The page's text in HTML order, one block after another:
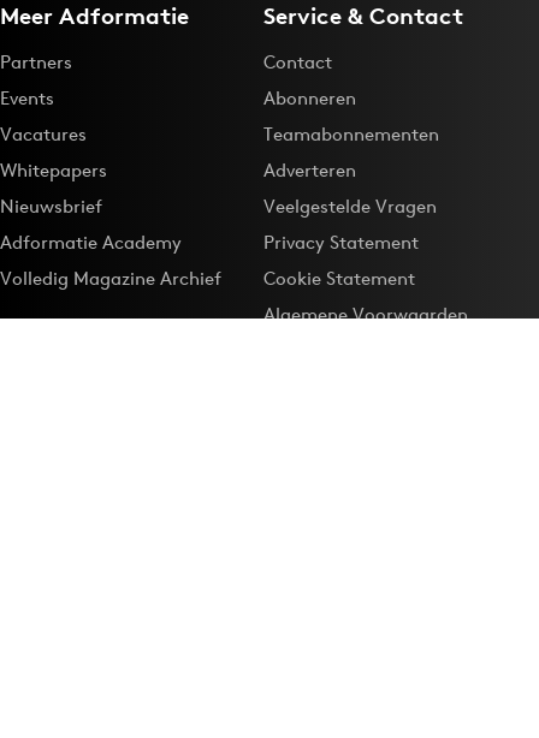
Meer Adformatie
Partners
Events
Vacatures
Whitepapers
Nieuwsbrief
Adformatie Academy
Volledig Magazine Archief
Service & Contact
Contact
Abonneren
Teamabonnementen
Adverteren
Veelgestelde Vragen
Privacy Statement
Cookie Statement
Algemene Voorwaarden